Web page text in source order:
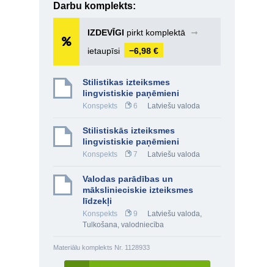
Darbu komplekts:
IZDEVĪGI pirkt komplektā
➞
ietaupīsi
−6,98 €
Stilistikas izteiksmes
lingvistiskie paņēmieni
Konspekts 6 Latviešu valoda
Stilistiskās izteiksmes
lingvistiskie paņēmieni
Konspekts 7 Latviešu valoda
Valodas parādības un
mākslinieciskie izteiksmes
līdzekļi
Konspekts 9 Latviešu valoda,
Tulkošana, valodniecība
Materiālu komplekts Nr. 1128933